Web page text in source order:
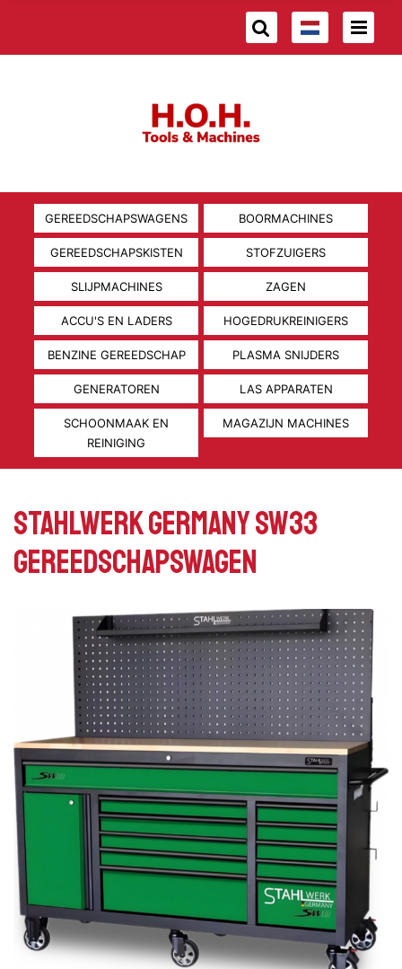
GEREEDSCHAPSWAGENS BOORMACHINES
GEREEDSCHAPSKISTEN STOFZUIGERS
SLIJPMACHINES ZAGEN
ACCU'S EN LADERS HOGEDRUKREINIGERS
BENZINE GEREEDSCHAP PLASMA SNIJDERS
GENERATOREN LAS APPARATEN
SCHOONMAAK EN
REINIGING
MAGAZIJN MACHINES
STAHLWERK GERMANY SW33
Gereedschapswagen